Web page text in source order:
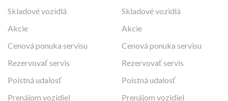
Skladové vozidlá
Akcie
Cenová ponuka servisu
Rezervovať servis
Poistná udalosť
Prenájom vozidiel
Skladové vozidlá
Akcie
Cenová ponuka servisu
Rezervovať servis
Poistná udalosť
Prenájom vozidiel